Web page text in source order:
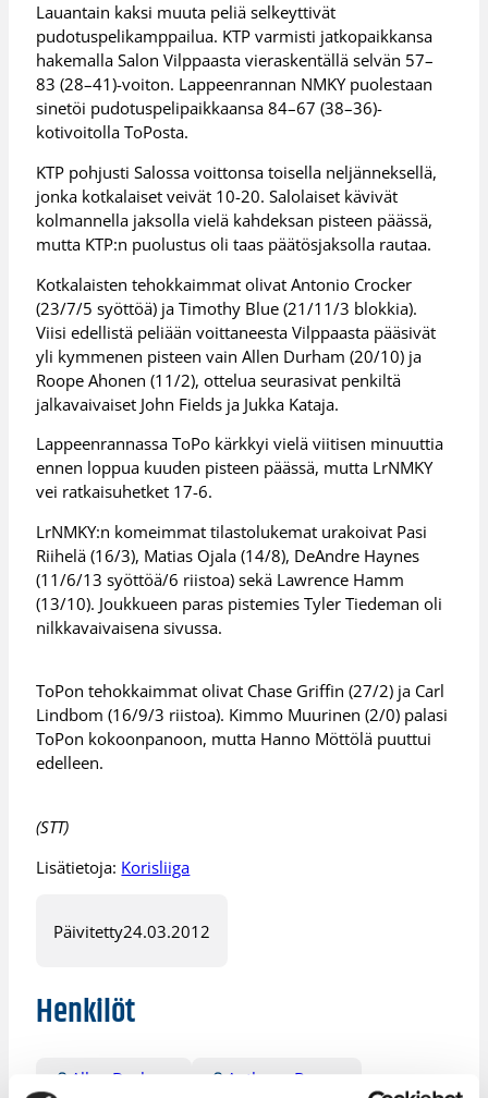
Lauantain kaksi muuta peliä selkeyttivät
pudotuspelikamppailua. KTP varmisti jatkopaikkansa
hakemalla Salon Vilppaasta vieraskentällä selvän 57–
83 (28–41)-voiton. Lappeenrannan NMKY puolestaan
sinetöi pudotuspelipaikkaansa 84–67 (38–36)-
kotivoitolla ToPosta.
KTP pohjusti Salossa voittonsa toisella neljänneksellä,
jonka kotkalaiset veivät 10-20. Salolaiset kävivät
kolmannella jaksolla vielä kahdeksan pisteen päässä,
mutta KTP:n puolustus oli taas päätösjaksolla rautaa.
Kotkalaisten tehokkaimmat olivat Antonio Crocker
(23/7/5 syöttöä) ja Timothy Blue (21/11/3 blokkia).
Viisi edellistä peliään voittaneesta Vilppaasta pääsivät
yli kymmenen pisteen vain Allen Durham (20/10) ja
Roope Ahonen (11/2), ottelua seurasivat penkiltä
jalkavaivaiset John Fields ja Jukka Kataja.
Lappeenrannassa ToPo kärkkyi vielä viitisen minuuttia
ennen loppua kuuden pisteen päässä, mutta LrNMKY
vei ratkaisuhetket 17-6.
LrNMKY:n komeimmat tilastolukemat urakoivat Pasi
Riihelä (16/3), Matias Ojala (14/8), DeAndre Haynes
(11/6/13 syöttöä/6 riistoa) sekä Lawrence Hamm
(13/10). Joukkueen paras pistemies Tyler Tiedeman oli
nilkkavaivaisena sivussa.
ToPon tehokkaimmat olivat Chase Griffin (27/2) ja Carl
Lindbom (16/9/3 riistoa). Kimmo Muurinen (2/0) palasi
ToPon kokoonpanoon, mutta Hanno Möttölä puuttui
edelleen.
(STT)
Lisätietoja: Korisliiga
Päivitetty24.03.2012
Henkilöt
Allen Durham Anthony Brown